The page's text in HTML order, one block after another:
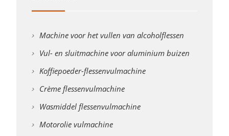
Machine voor het vullen van alcoholflessen
Vul- en sluitmachine voor aluminium buizen
Koffiepoeder-flessenvulmachine
Crème flessenvulmachine
Wasmiddel flessenvulmachine
Motorolie vulmachine